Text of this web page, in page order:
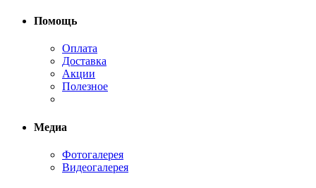
Помощь
Оплата
Доставка
Акции
Полезное
Медиа
Фотогалерея
Видеогалерея